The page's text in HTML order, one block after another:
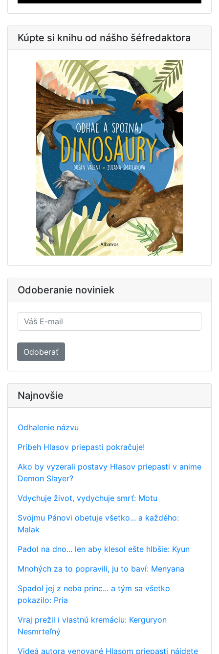
Kúpte si knihu od nášho šéfredaktora
Odoberanie noviniek
Odoberať
Najnovšie
Odhalenie názvu
Príbeh Hlasov priepasti pokračuje!
Ako by vyzerali postavy Hlasov priepasti v anime
Demon Slayer?
Vdychuje život, vydychuje smrť: Motu
Svojmu Pánovi obetuje všetko... a každého:
Malak
Padol na dno... len aby klesol ešte hlbšie: Kyun
Mnohých za to popravili, ju to baví: Menyana
Spadol jej z neba princ... a tým sa všetko
pokazilo: Pria
Vraj prežil i vlastnú kremáciu: Kerguryon
Nesmrteľný
Videá autora venované Hlasom priepasti nájdete